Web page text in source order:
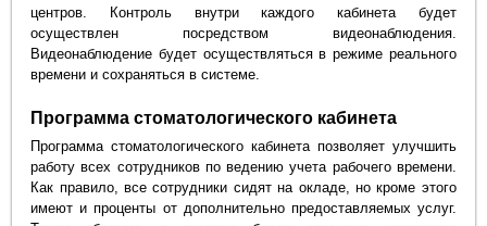
центров. Контроль внутри каждого кабинета будет
осуществлен посредством видеонаблюдения.
Видеонаблюдение будет осуществляться в режиме реального
времени и сохраняться в системе.
Программа стоматологического кабинета
Программа стоматологического кабинета позволяет улучшить
работу всех сотрудников по ведению учета рабочего времени.
Как правило, все сотрудники сидят на окладе, но кроме этого
имеют и проценты от дополнительно предоставляемых услуг.